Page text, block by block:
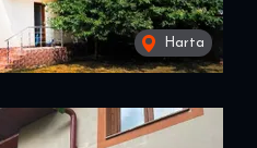
Harta